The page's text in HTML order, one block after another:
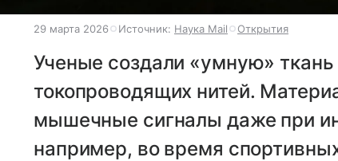
29 марта 2026 Источник: Наука Mail Открытия
Ученые создали «умную»
токопроводящих нитей.
мышечные сигналы даже при
например, во время